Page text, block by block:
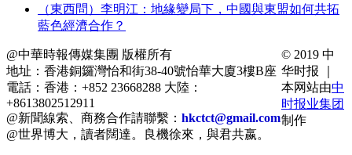
（東西問）李明江：地緣變局下，中國與東盟如何共拓
藍色經濟合作？
@中華時報傳媒集團 版權所有
地址：香港銅鑼灣怡和街38-40號怡華大廈3樓B座
電話：香港：+852 23668288 大陸：
+8613802512911
@新聞線索、商務合作請聯繫： hkctct@gmail.com
@世界博大，讀者闊達。良機徐來，與君共嬴。
© 2019 中
华时报 ｜
本网站由中
时报业集团
制作